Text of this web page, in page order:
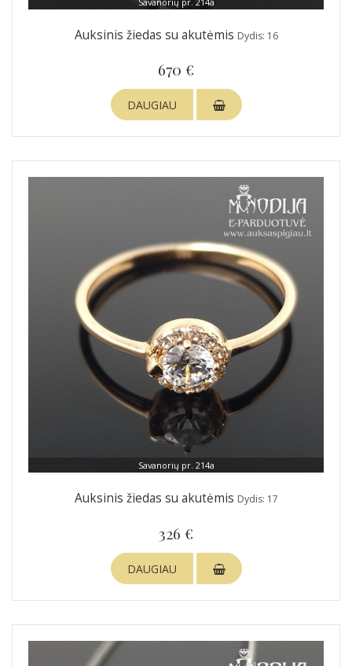
Auksinis žiedas su akutėmis Dydis: 16
670 €
DAUGIAU
Savanorių pr. 214a
Auksinis žiedas su akutėmis Dydis: 17
326 €
DAUGIAU